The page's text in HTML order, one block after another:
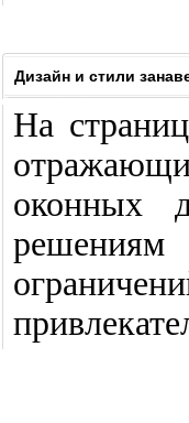
Дизайн и стили
На
оконных
решениям